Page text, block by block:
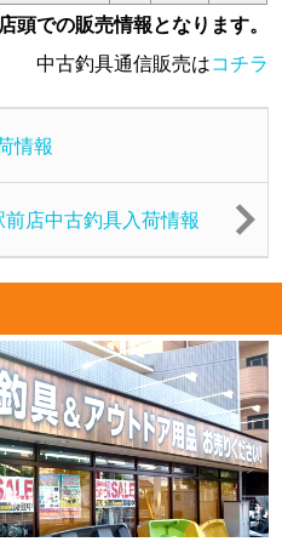
頭での販売情報となります。
中古釣具通信販売はコチラ
情報
店中古釣具入荷情報